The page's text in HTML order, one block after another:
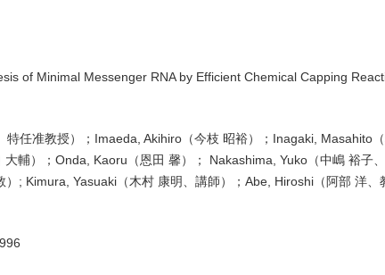
of Minimal Messenger RNA by Efficient Chemical Capping
特任准教授）；Imaeda, Akihiro（今枝 昭裕）；Inagaki, Masahito
輔）；Onda, Kaoru（恩田 馨）； Nakashima, Yuko（中嶋 裕子
; Kimura, Yasuaki（木村 康明、講師）；Abe, Hiroshi（阿部 洋、